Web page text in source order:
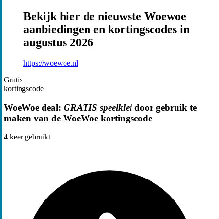
Bekijk hier de nieuwste Woewoe
aanbiedingen en kortingscodes in
augustus 2026
https://woewoe.nl
Gratis
kortingscode
WoeWoe deal: GRATIS speelkleidoor gebruik te
maken van de WoeWoe kortingscode
4 keer gebruikt